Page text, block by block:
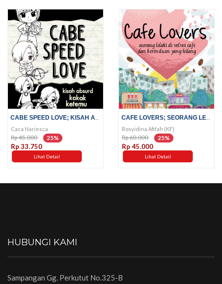
CABE SPEED LOVE; KISAH ABSURD...
Caca Nariesca
Rp 45.000 25%
Rp 33.750
Lihat Detail
CAFE LOVERS; SEORANG LELAKI DI...
Rosyidina Afifah (KF)
Rp 60.000 25%
Rp 45.000
Lihat Detail
HUBUNGI KAMI
Sampangan Gg. Perkutut No.325-B